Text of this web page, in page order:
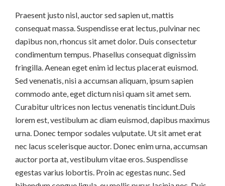
Praesent justo nisl, auctor sed sapien ut, mattis
consequat massa. Suspendisse erat lectus, pulvinar nec
dapibus non, rhoncus sit amet dolor. Duis consectetur
condimentum tempus. Phasellus consequat dignissim
fringilla. Aenean eget enim id lectus placerat euismod.
Sed venenatis, nisi a accumsan aliquam, ipsum sapien
commodo ante, eget dictum nisi quam sit amet sem.
Curabitur ultrices non lectus venenatis tincidunt.Duis
lorem est, vestibulum ac diam euismod, dapibus maximus
urna. Donec tempor sodales vulputate. Ut sit amet erat
nec lacus scelerisque auctor. Donec enim urna, accumsan
auctor porta at, vestibulum vitae eros. Suspendisse
egestas varius lobortis. Proin ac egestas nunc. Sed